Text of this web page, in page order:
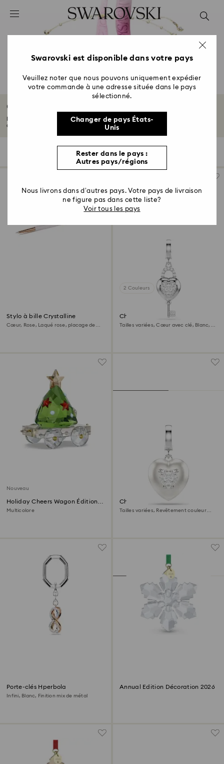
Accesskeys list
2 - Footer
4 - Search results
Cadeaux pour couples
Explorez notre collection de cadeaux pour couples, incluant des bijoux et
accessoires...
Filtres
Filtres
Stylo à bille Crystalline
Cœur, Rose, Laqué rose, placage de
2 Couleurs
Charm Idyllia
Tailles variées, Cœur avec clé, Blanc,
Nouveau
Holiday Cheers Wagon Édition
Annuelle 2026
Multicolore
Charm Idyllia
Tailles variées, Revêtement couleur
Porte-clés Hperbola
Infini, Blanc, Finition mix de métal
Annual Edition Décoration 2026
Swarovski est disponible dans votre pays
Veuillez noter que nous pouvons uniquement expédier
votre commande à une adresse située dans le pays
sélectionné.
Changer de pays États-
Unis
Rester dans le pays :
Autres pays/régions
Nous livrons dans d’autres pays. Votre pays de livraison
ne figure pas dans cette liste?
Voir tous les pays